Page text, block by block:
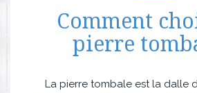
Comment
pierre
La pierre tombale est la dalle